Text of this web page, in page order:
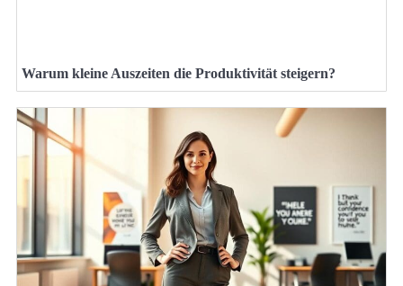
Warum kleine Auszeiten die Produktivität steigern?